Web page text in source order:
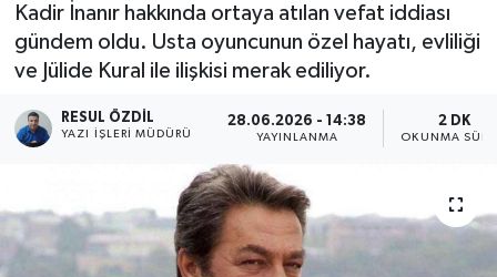
Kadir İnanır hakkında ortaya atılan vefat iddiası
gündem oldu. Usta oyuncunun özel hayatı, evliliği
ve Jülide Kural ile ilişkisi merak ediliyor.
RESUL ÖZDIL
YAZI İŞLERI MÜDÜRÜ
28.06.2026 - 14:38
YAYINLANMA
2 DK
OKUNMA